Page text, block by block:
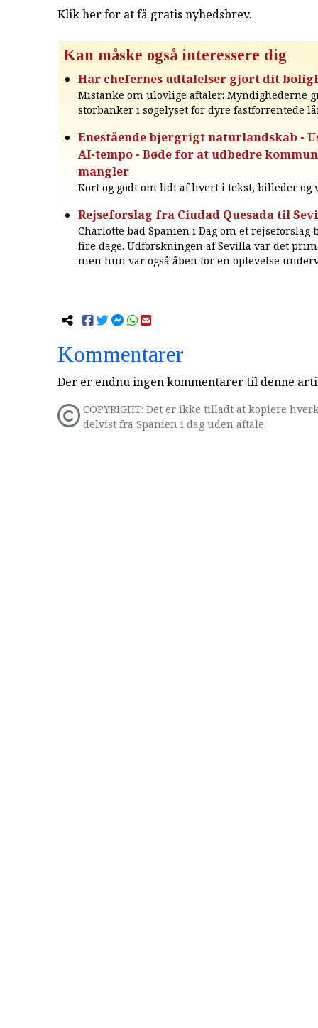
Klik her for at få gratis nyhedsbrev.
Kan måske også interessere dig
Har chefernes udtalelser gjort dit
Mistanke om ulovlige aftaler: Myndighederne
storbanker i søgelyset for dyre fastforrentede
Enestående bjergrigt naturlandskab -
AI-tempo - Bøde for at udbedre
mangler
Kort og godt om lidt af hvert i tekst, billeder og
Rejseforslag fra Ciudad Quesada til
Charlotte bad Spanien i Dag om et rejseforslag
fire dage. Udforskningen af Sevilla var det
men hun var også åben for en oplevelse
Kommentarer
Der er endnu ingen kommentarer til denne
COPYRIGHT: Det er ikke tilladt at kopiere
delvist fra Spanien i dag uden aftale.